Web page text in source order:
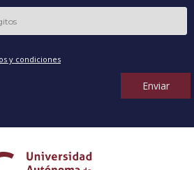
y condiciones
Enviar